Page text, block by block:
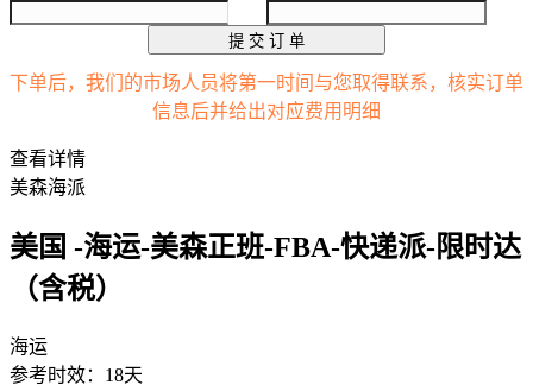
提 交 订 单
下单后，我们的市场人员将第一时间与您取得联系，核实订单
信息后并给出对应费用明细
查看详情
美森海派
美国 -海运-美森正班-FBA-快递派-限时达
（含税）
海运
参考时效：18天